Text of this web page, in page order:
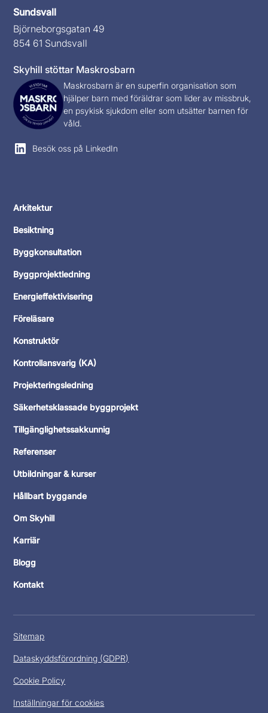
Sundsvall
Björneborgsgatan 49
854 61 Sundsvall
Skyhill stöttar Maskrosbarn
Maskrosbarn är en superfin organisation som
hjälper barn med föräldrar som lider av missbruk,
en psykisk sjukdom eller som utsätter barnen för
våld.
Besök oss på LinkedIn
Arkitektur
Besiktning
Byggkonsultation
Byggprojektledning
Energieffektivisering
Föreläsare
Konstruktör
Kontrollansvarig (KA)
Projekteringsledning
Säkerhetsklassade byggprojekt
Tillgänglighetssakkunnig
Referenser
Utbildningar & kurser
Hållbart byggande
Om Skyhill
Karriär
Blogg
Kontakt
Sitemap
Dataskyddsförordning (GDPR)
Cookie Policy
Inställningar för cookies